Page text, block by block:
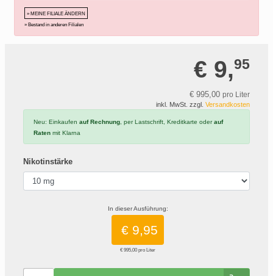
» MEINE FILIALE ÄNDERN
» Bestand in anderen Filialen
€ 9,95
€ 995, 00 pro Liter
inkl. MwSt. zzgl. Versandkosten
Neu: Einkaufenauf Rechnung , per Lastschrift, Kreditkarte oderauf
Raten mit Klarna
Nikotinstärke
In dieser Ausführung:
€ 9,95
€ 995,00 pro Liter